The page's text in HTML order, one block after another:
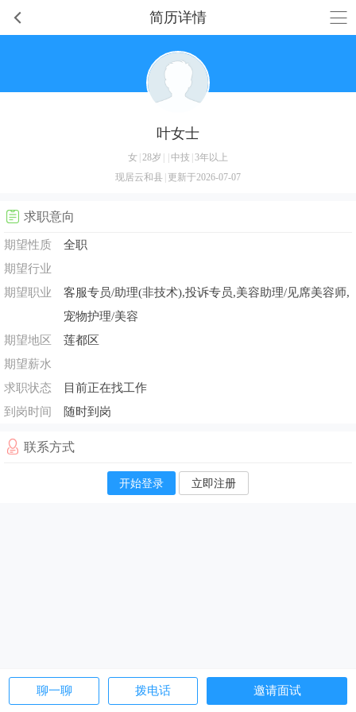
简历详情
聊一聊 拨电话 邀请面试
叶女士
女 28岁 中技 3年以上
现居云和县 更新于2026-07-07
求职意向
期望性质
全职
期望行业
期望职业
客服专员/助理(非技术),投诉专员,美容助理/见席美容师,
宠物护理/美容
期望地区
莲都区
期望薪水
求职状态
目前正在找工作
到岗时间
随时到岗
联系方式
开始登录 立即注册